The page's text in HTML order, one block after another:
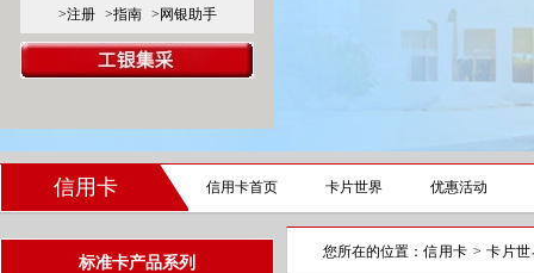
>注册 >指南 >网银助手
信用卡 信用卡首页 卡片世界 优惠活动
标准卡产品系列
您所在的位置： 信用卡 > 卡片